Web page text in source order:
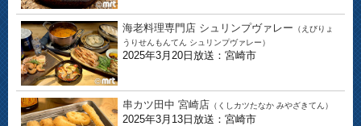
海老料理専門店 シュリンプヴァレー （えびりょ
うりせんもんてん シュリンプヴァレー）
2025年3月20日放送：宮崎市
串カツ田中 宮崎店 （くしカツたなか みやざきてん）
2025年3月13日放送：宮崎市